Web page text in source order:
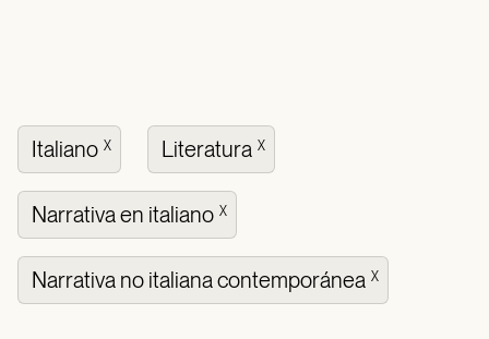
Italiano X Literatura X
Narrativa en italiano X
Narrativa no italiana contemporánea X